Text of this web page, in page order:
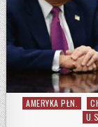
Posted in
AMERYKA PŁN.